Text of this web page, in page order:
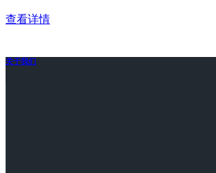
查看详情
关于我们